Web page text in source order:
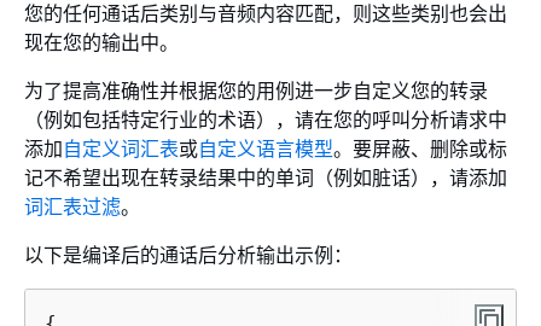
您的任何通话后类别与音频内容匹配，则这些类别也会出
现在您的输出中。
为了提高准确性并根据您的用例进一步自定义您的转录
（例如包括特定行业的术语），请在您的呼叫分析请求中
添加自定义词汇表或自定义语言模型。要屏蔽、删除或标
记不希望出现在转录结果中的单词（例如脏话），请添加
词汇表过滤。
以下是编译后的通话后分析输出示例：